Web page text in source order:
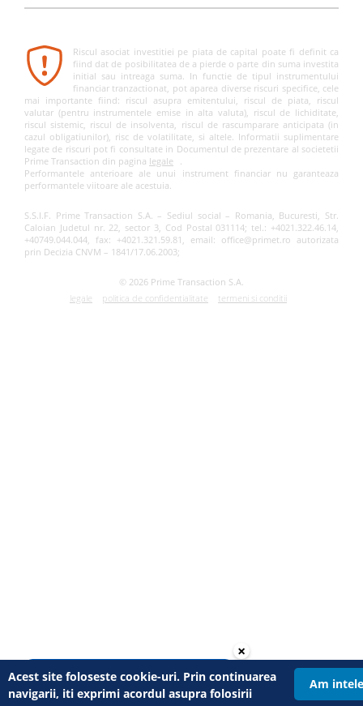
Am
Acest site foloseste cookie-uri. Prin continuarea
navigarii, iti exprimi acordul asupra folosirii
Riscul asociat investitiei pe piata de capital poate fi definit ca
fiind dat de posibilitatea de a pierde o parte din suma investita
initial sau intreaga suma. In functie de tipul instrumentului
financiar tranzactionat, pot aparea diverse riscuri specifice, cele
mai importante fiind: riscul asupra emitentului, riscul de piata, riscul
valutar (pentru instrumentele emise in alta valuta), riscul de lichiditate,
riscul sistemic, riscul de insolventa, riscul de rascumparare anticipata (in
cazul obligatiunilor), risc de volatilitate, si altele. Informatii suplimentare
legate de riscuri pot fi consultate in Documentul de prezentare al societetii
Prime Transaction din pagina legale
.
Performantele anterioare ale unui instrument financiar nu garanteaza
performantele viitoare ale acestuia.
S.S.I.F. Prime Transaction S.A. – Sediul social – Romania, Bucuresti, Str.
Caloian Judetul nr. 22, sector 3, Cod Postal 031114; tel.: +4021.322.46.14,
+40749.044.044, fax: +4021.321.59.81, email: office@primet.ro autorizata
prin Decizia CNVM – 1841/17.06.2003;
© 2026 Prime Transaction S.A.
legale
politica de confidentialitate termeni si conditii
×
Afla ce profil de risc ai arrow_forward